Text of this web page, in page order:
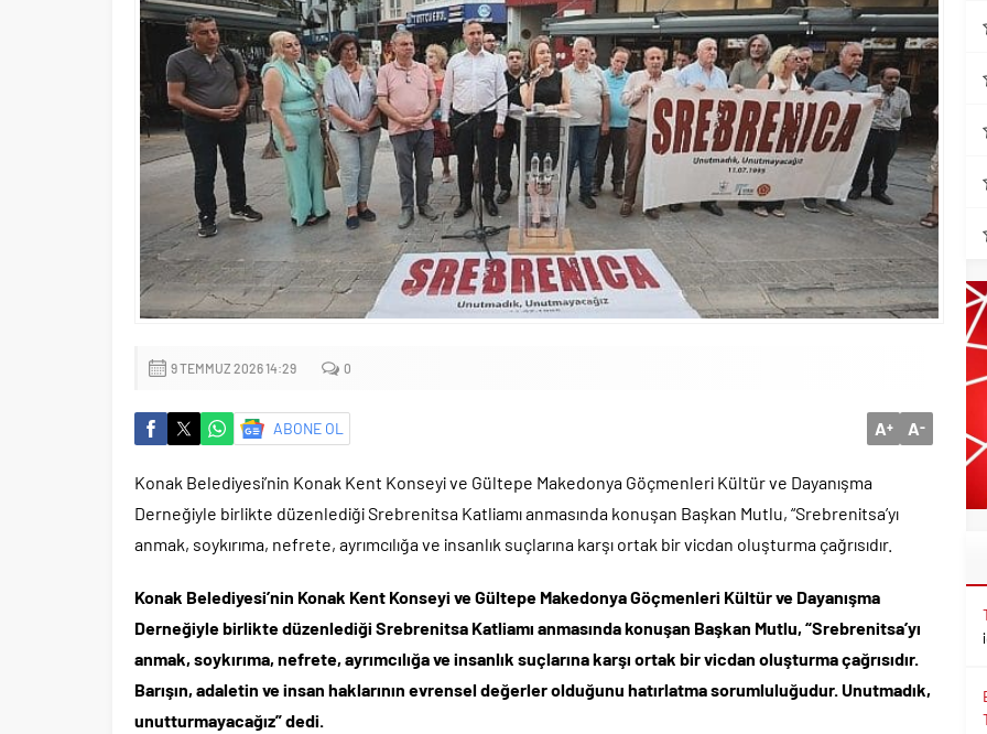
9 TEMMUZ 2026 14:29 0
ABONE OL A+ A-
Konak Belediyesi’nin Konak Kent Konseyi ve Gültepe Makedonya Göçmenleri Kültür ve Dayanışma
Derneğiyle birlikte düzenlediği Srebrenitsa Katliamı anmasında konuşan Başkan Mutlu, “Srebrenitsa’yı
anmak, soykırıma, nefrete, ayrımcılığa ve insanlık suçlarına karşı ortak bir vicdan oluşturma çağrısıdır.
Konak Belediyesi’nin Konak Kent Konseyi ve Gültepe Makedonya Göçmenleri Kültür ve Dayanışma
Derneğiyle birlikte düzenlediği Srebrenitsa Katliamı anmasında konuşan Başkan Mutlu, “Srebrenitsa’yı
anmak, soykırıma, nefrete, ayrımcılığa ve insanlık suçlarına karşı ortak bir vicdan oluşturma çağrısıdır.
Barışın, adaletin ve insan haklarının evrensel değerler olduğunu hatırlatma sorumluluğudur. Unutmadık,
unutturmayacağız” dedi.